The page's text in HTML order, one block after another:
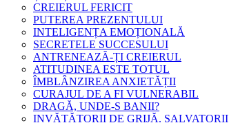
CREIERUL FERICIT
PUTEREA PREZENTULUI
INTELIGENȚA EMOȚIONALĂ
SECRETELE SUCCESULUI
ANTRENEAZĂ-ȚI CREIERUL
ATITUDINEA ESTE TOTUL
ÎMBLÂNZIREA ANXIETĂȚII
CURAJUL DE A FI VULNERABIL
DRAGĂ, UNDE-S BANII?
INVĂȚĂTORII DE GRIJĂ. SALVATORII